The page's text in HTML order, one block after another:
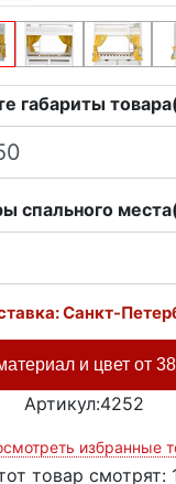
габариты
спального
Санкт-
и цвет от
Артикул:4252
избранные
товар смотрят: